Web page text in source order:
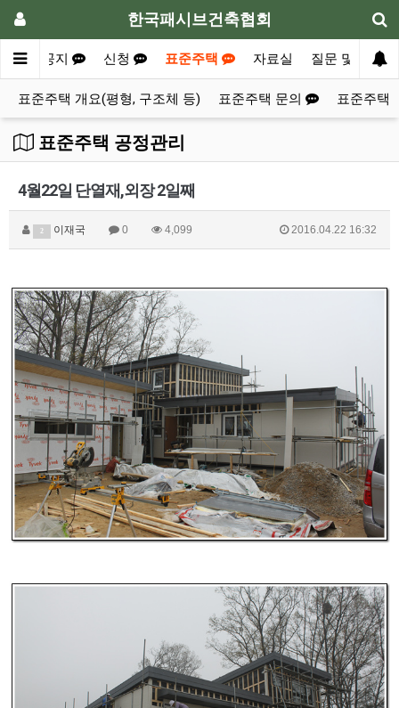
한국패시브건축협회
내 공지 신청 표준주택 자료실 질문 및 의견
표준주택 개요(평형, 구조체 등) 표준주택 문의 표준주택
표준주택 공정관리
4월22일 단열재,외장 2일째
2 이재국 0 4,099 2016.04.22 16:32